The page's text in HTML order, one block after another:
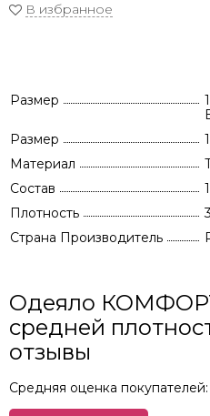
В избранное
Размер
Размер
Материал
Состав
Плотность
Страна Производитель
Одеяло
средней
отзывы
Средняя оценка покупателей: